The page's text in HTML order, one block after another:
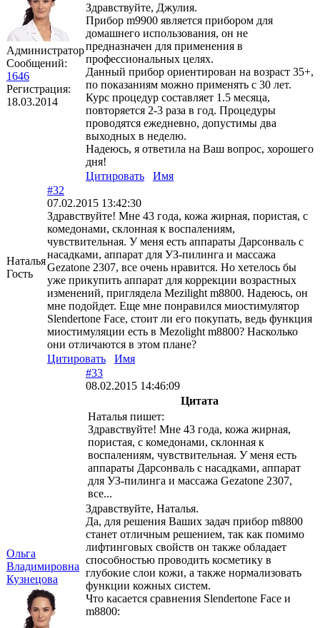
Администратор
Сообщений:
1646
Регистрация:
18.03.2014
Здравствуйте, Джулия.
Прибор m9900 является прибором для
домашнего использования, он не
предназначен для применения в
профессиональных целях.
Данный прибор ориентирован на возраст 35+,
по показаниям можно применять с 30 лет.
Курс процедур составляет 1.5 месяца,
повторяется 2-3 раза в год. Процедуры
проводятся ежедневно, допустимы два
выходных в неделю.
Надеюсь, я ответила на Ваш вопрос, хорошего
дня!
Цитировать
Имя
Наталья
Гость
#32
07.02.2015 13:42:30
Здравствуйте! Мне 43 года, кожа жирная, пористая, с
комедонами, склонная к воспалениям,
чувствительная. У меня есть аппараты Дарсонваль с
насадками, аппарат для УЗ-пилинга и массажа
Gezatone 2307, все очень нравится. Но хетелось бы
уже прикупить аппарат для коррекции возрастных
изменений, приглядела Mezilight m8800. Надеюсь, он
мне подойдет. Еще мне понравился миостимулятор
Slendertone Face, стоит ли его покупать, ведь функция
миостимуляции есть в Mezolight m8800? Насколько
они отличаются в этом плане?
Цитировать
Имя
Ольга
Владимировна
Кузнецова
#33
08.02.2015 14:46:09
Цитата
Наталья пишет:
Здравствуйте! Мне 43 года, кожа жирная,
пористая, с комедонами, склонная к
воспалениям, чувствительная. У меня есть
аппараты Дарсонваль с насадками, аппарат
для УЗ-пилинга и массажа Gezatone 2307,
все...
Здравствуйте, Наталья.
Да, для решения Ваших задач прибор m8800
станет отличным решением, так как помимо
лифтинговых свойств он также обладает
способностью проводить косметику в
глубокие слои кожи, а также нормализовать
функции кожных систем.
Что касается сравнения Slendertone Face и
m8800: